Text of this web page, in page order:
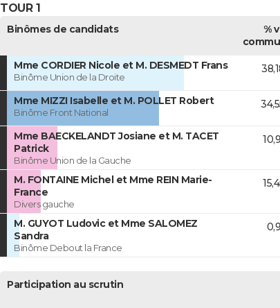
TOUR 1
Binômes de candidats
%
Mme CORDIER Nicole et M. DESMEDT Frans
Binôme Union de la Droite
Mme MIZZI Isabelle et M. POLLET Robert
Binôme Front National
Mme BAECKELANDT Josiane et M. TACET
Patrick
Binôme Union de la Gauche
M. FONTAINE Michel et Mme REIN Marie-
France
Divers gauche
M. GUYOT Ludovic et Mme SALOMEZ
Sandra
Binôme Debout la France
Participation au scrutin